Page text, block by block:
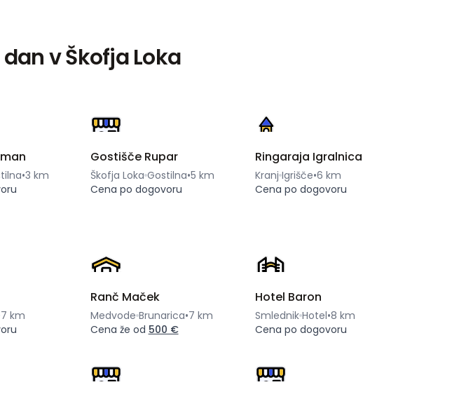
v Škofja Loka
•3 km
Gostišče Rupar
Škofja Loka Gostilna•5 km
Cena po dogovoru
Ringaraja Igralnica
Kranj Igrišče•6 km
Cena po dogovoru
7 km
Ranč Maček
Medvode Brunarica•7 km
Cena že od 500 €
Hotel Baron
Smlednik Hotel•8 km
Cena po dogovoru